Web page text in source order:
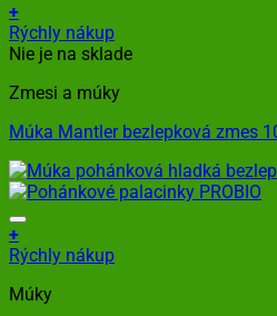
+
Rýchly nákup
Nie je na sklade
Zmesi a múky
Múka Mantler bezlepková zmes
+
Rýchly nákup
Múky